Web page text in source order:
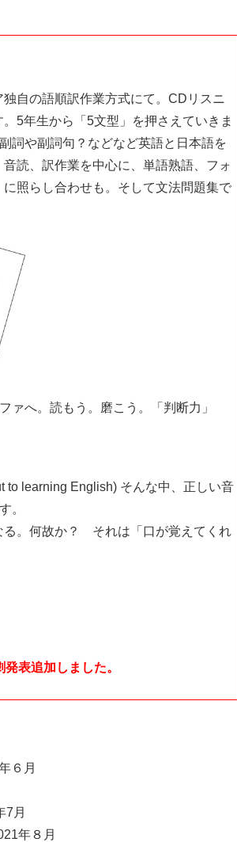
自の語順訳作業方式にて。CDリスニ
5年生から「5文型」を押さえていきま
詞や副詞句？などなど英語と日本語を
読、訳作業を中心に、単語熟語、フォ
照らし合わせも。そして文法問題集で
ァへ。読もう。磨こう。「判断力」
to learning English) そんな中、正しい音
。
る。何故か？ それは「口が覚えてくれ
表追加しました。
６月
7月
年８月